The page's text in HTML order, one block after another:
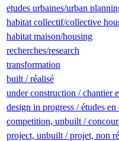
etudes urbaines/urban
habitat collectif/collective
habitat maison/housing
recherches/research
transformation
built / réalisé
under construction / chantier
design in progress / études en
competition, unbuilt /
project, unbuilt / projet, non